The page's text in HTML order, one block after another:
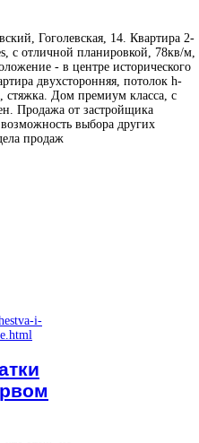
Гоголевская, 14. Квартира 2-
с отличной планировкой, 78кв/м,
- в центре исторического
двухсторонняя, потолок h-
стяжка. Дом премиум класса, с
Продажа от застройщика
выбора других
продаж